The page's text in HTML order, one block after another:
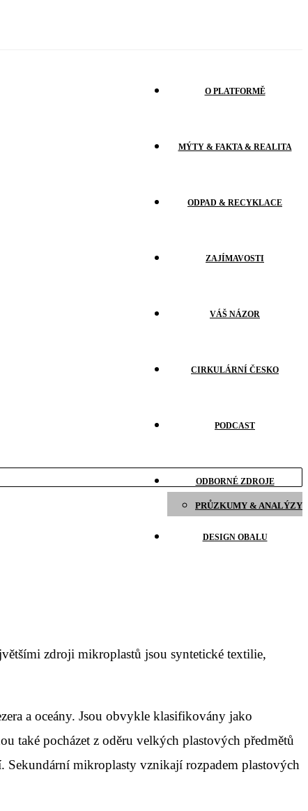
O PLATFORMĚ
MÝTY & FAKTA & REALITA
ODPAD & RECYKLACE
ZAJÍMAVOSTI
VÁŠ NÁZOR
CIRKULÁRNÍ ČESKO
PODCAST
ODBORNÉ ZDROJE
PRŮZKUMY & ANALÝZY
DESIGN OBALU
zdroji mikroplastů jsou syntetické textilie,
a oceány. Jsou obvykle klasifikovány jako
také pocházet z oděru velkých plastových předmětů
mikroplasty vznikají rozpadem plastových